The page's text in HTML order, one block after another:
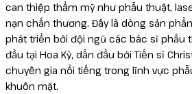
can thiệp thẩm mỹ như phẫu thuật,
nạn chấn thương. Đây là dòng sản
phát triển bởi đội ngũ các bác sĩ phẫu
đầu tại Hoa Kỳ, dẫn đầu bởi Tiến sĩ
chuyên gia nổi tiếng trong lĩnh vực
khuôn mặt.